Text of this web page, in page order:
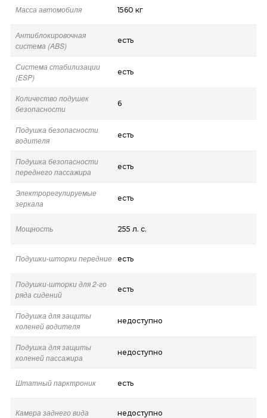
Масса автомобиля 1560 кг
Антиблокировочная
система (ABS)
есть
Система стабилизации
(ESP)
есть
Количество подушек
безопасности
6
Подушка безопасности
водителя
есть
Подушка безопасности
переднего пассажира
есть
Электрорегулируемые
зеркала
есть
Мощность 255 л. с.
Подушки-шторки передние есть
Подушки-шторки для 2-го
ряда сидений
есть
Подушка для защиты
коленей водителя
недоступно
Подушка для защиты
коленей пассажира
недоступно
Штатный парктроник есть
Камера заднего вида недоступно